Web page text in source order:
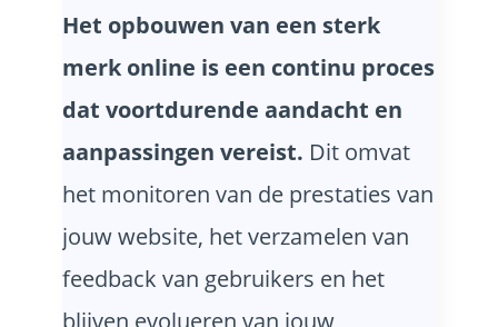
Het opbouwen van een sterk
merk online is een continu proces
dat voortdurende aandacht en
aanpassingen vereist. Dit omvat
het monitoren van de prestaties van
jouw website, het verzamelen van
feedback van gebruikers en het
blijven evolueren van jouw